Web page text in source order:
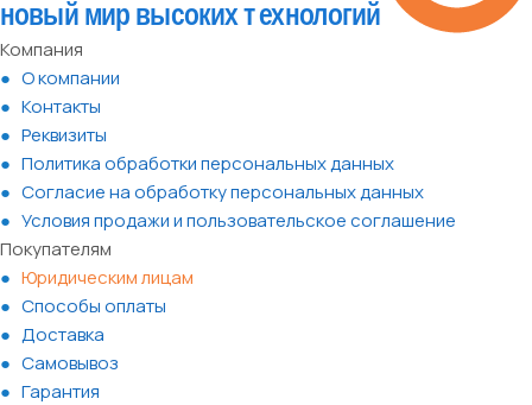
Компания
О компании
Контакты
Реквизиты
Политика обработки персональных данных
Согласие на обработку персональных данных
Условия продажи и пользовательское соглашение
Покупателям
Юридическим лицам
Способы оплаты
Доставка
Самовывоз
Гарантия